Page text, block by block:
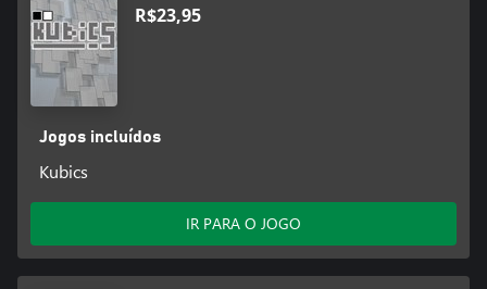
R$23,95
Jogos incluídos
Kubics
IR PARA O JOGO